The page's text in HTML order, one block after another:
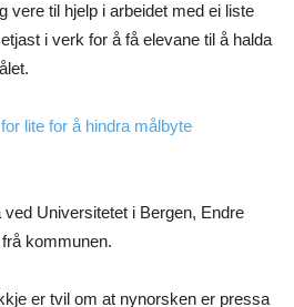
vere til hjelp i arbeidet med ei liste
i verk for å få elevane til å halda
lite for å hindra målbyte
ved Universitetet i Bergen, Endre
kommunen.
er tvil om at nynorsken er pressa